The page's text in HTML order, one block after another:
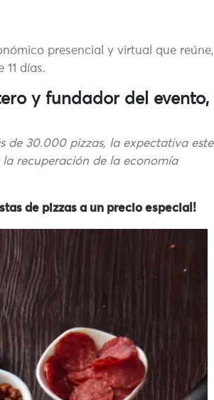
presencial y virtual que reúne,
días.
y fundador del evento,
de 30.000 pizzas, la expectativa este
recuperación de la economía
de pizzas a un precio especial!